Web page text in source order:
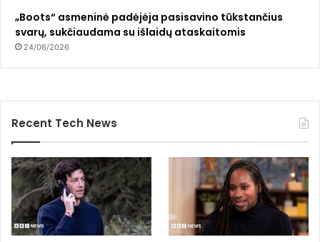
„Boots“ asmeninė padėjėja pasisavino tūkstančius
svarų, sukčiaudama su išlaidų ataskaitomis
24/06/2026
Recent Tech News